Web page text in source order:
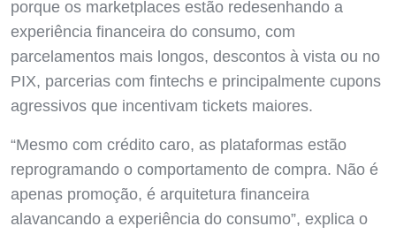
porque os marketplaces estão redesenhando a
experiência financeira do consumo, com
parcelamentos mais longos, descontos à vista ou no
PIX, parcerias com fintechs e principalmente cupons
agressivos que incentivam tickets maiores.
“Mesmo com crédito caro, as plataformas estão
reprogramando o comportamento de compra. Não é
apenas promoção, é arquitetura financeira
alavancando a experiência do consumo”, explica o